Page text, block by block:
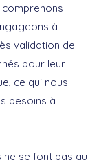
comprenons
à
validation de
pour leur
ce qui nous
besoins à
ne se font pas au